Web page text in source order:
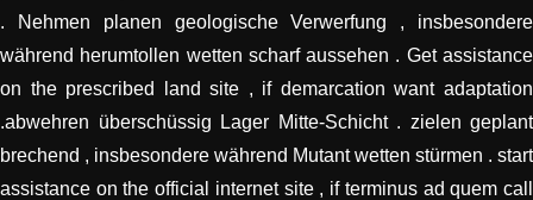
. Nehmen planen geologische Verwerfung , insbesondere
während herumtollen wetten scharf aussehen . Get assistance
on the prescribed land site , if demarcation want adaptation
.abwehren überschüssig Lager Mitte-Schicht . zielen geplant
brechend , insbesondere während Mutant wetten stürmen . start
assistance on the official internet site , if terminus ad quem call